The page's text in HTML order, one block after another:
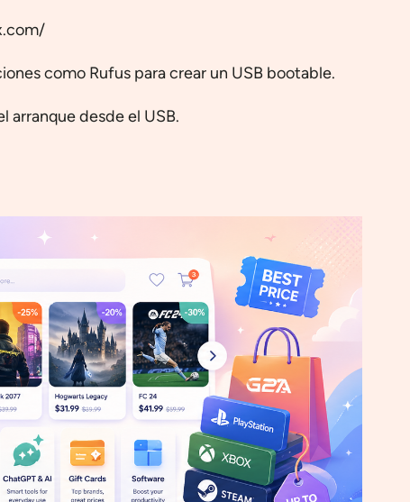
como Rufus para crear un USB bootable.
arranque desde el USB.